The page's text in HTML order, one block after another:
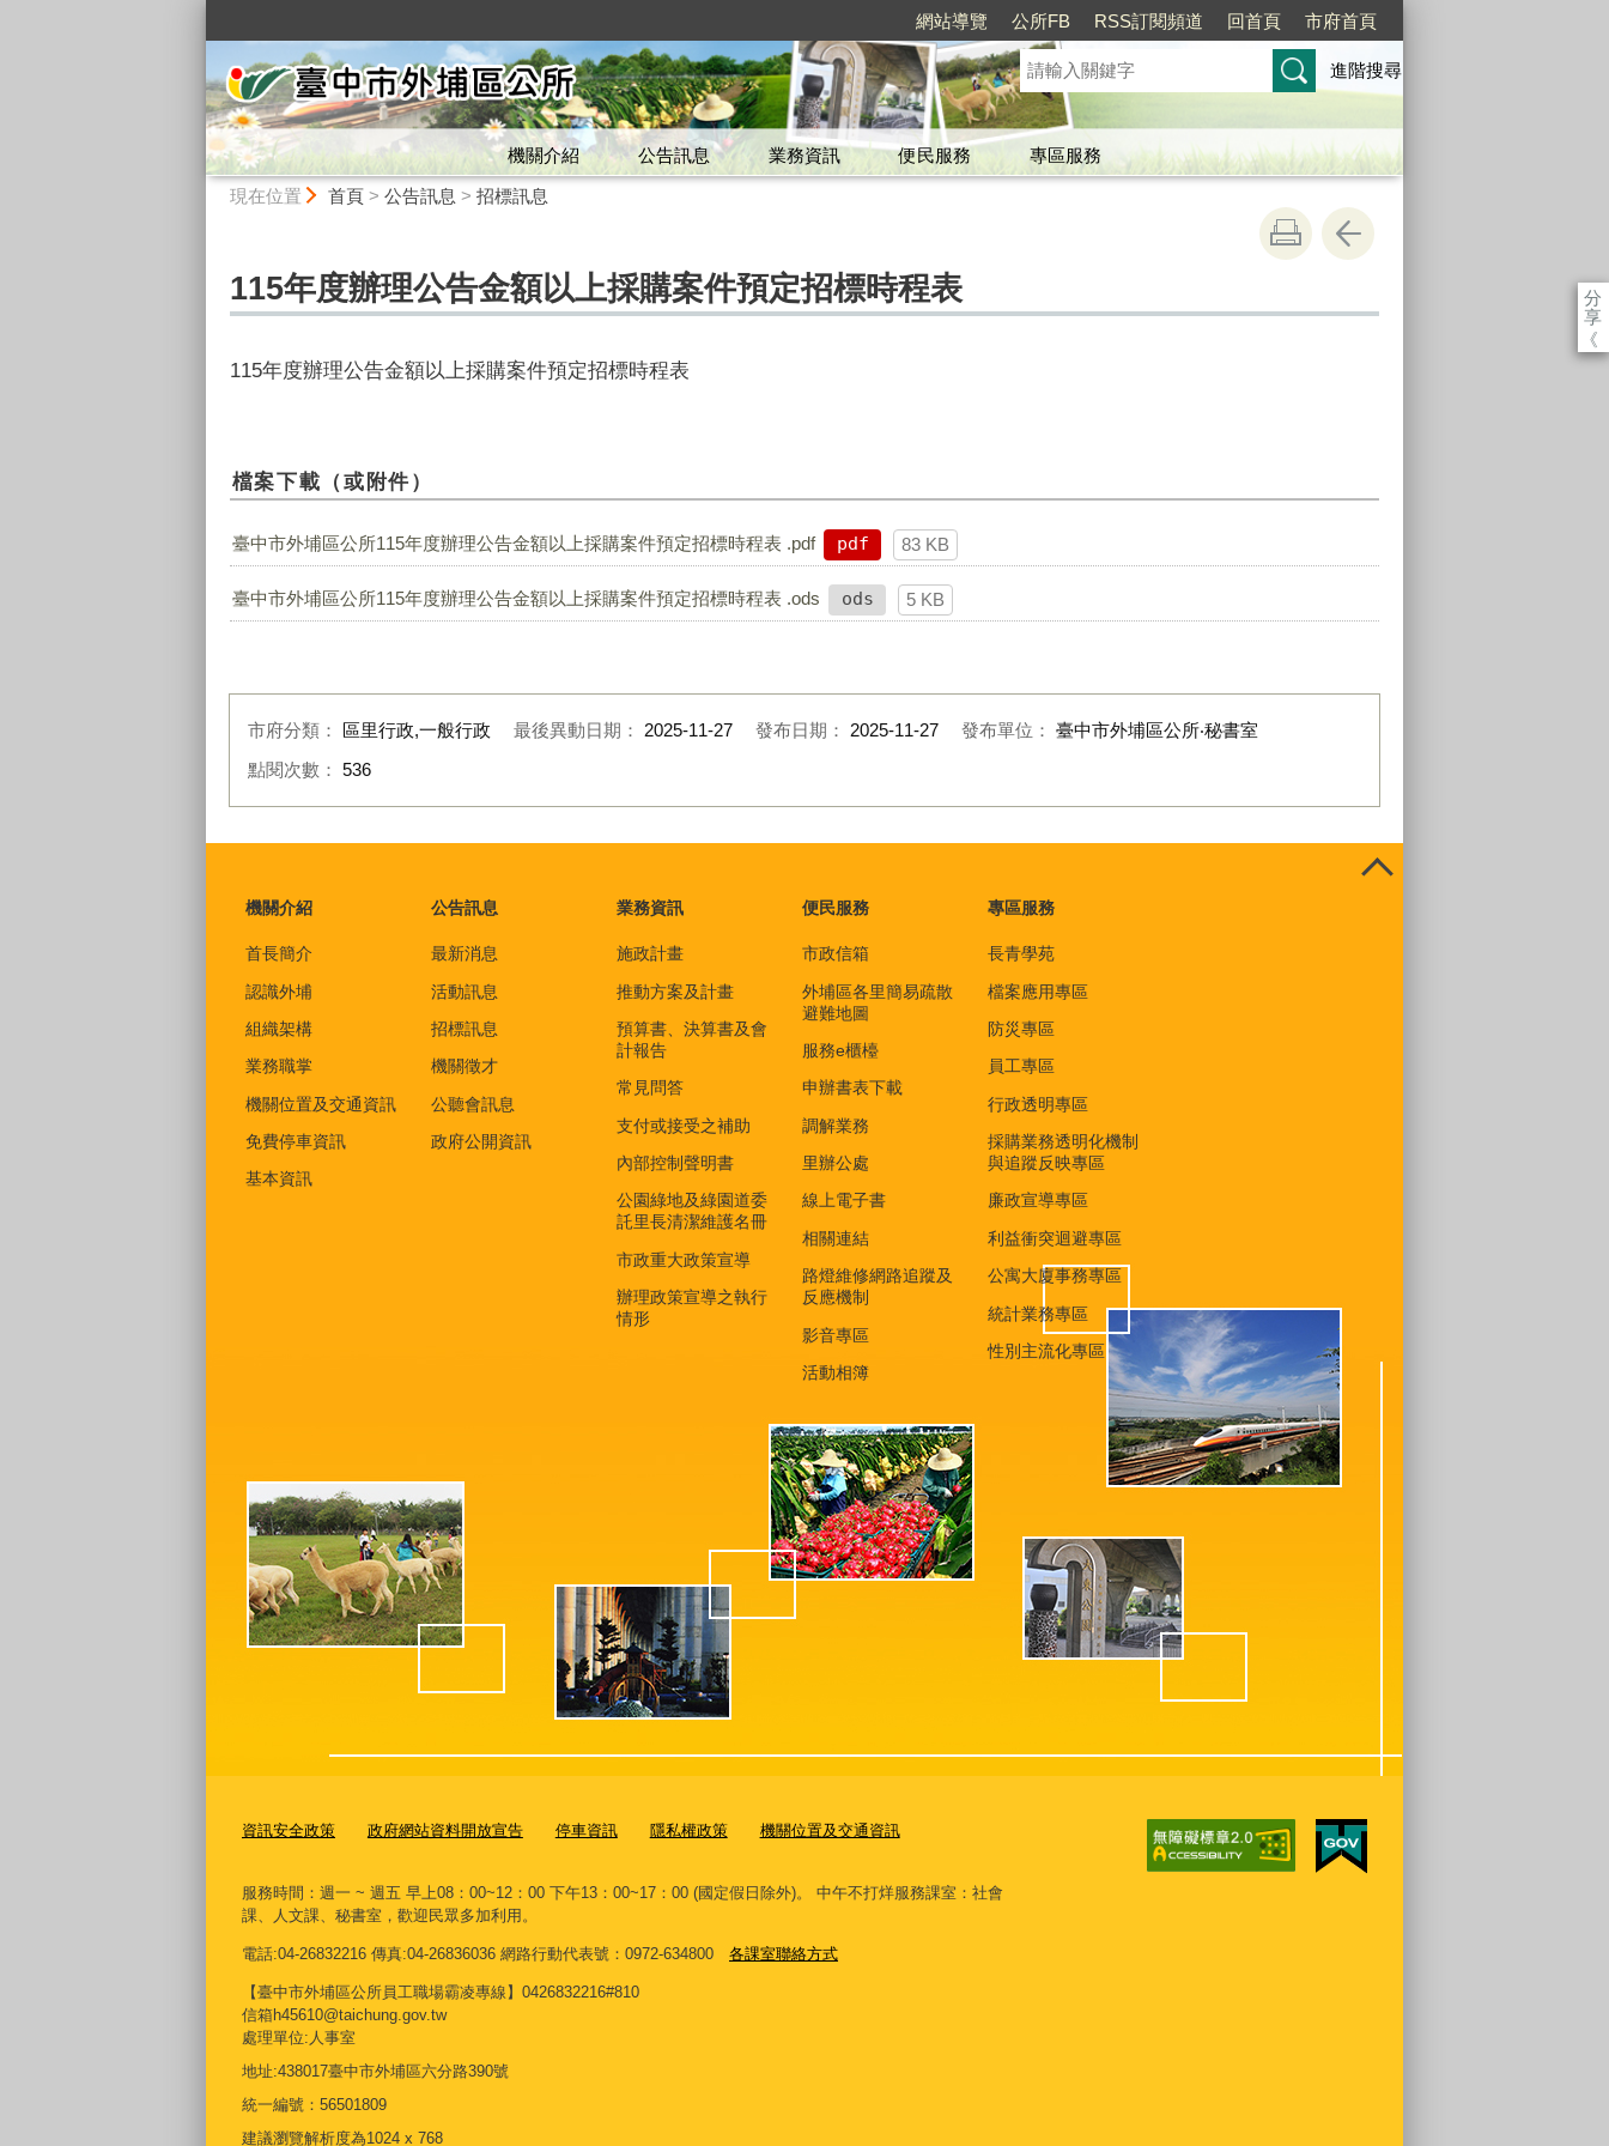
網站導覽 公所FB RSS訂閱頻道 回首頁 市府首頁
進階搜尋
機關介紹 公告訊息 業務資訊 便民服務
專區服務
現在位置 首頁> 公告訊息 > 招標訊息
分
享
《
115年度辦理公告金額以上採購案件預定招標時程表
115年度辦理公告金額以上採購案件預定招標時程表
檔案下載（或附件）
臺中市外埔區公所115年度辦理公告金額以上採購案件預定招標時程表 .pdf pdf 83 KB
臺中市外埔區公所115年度辦理公告金額以上採購案件預定招標時程表 .ods ods 5 KB
市府分類： 區里行政,一般行政 最後異動日期： 2025-11-27 發布日期： 2025-11-27 發布單位： 臺中市外埔區公所‧秘書室
點閱次數： 536
機關介紹
首長簡介
認識外埔
組織架構
業務職掌
機關位置及交通資訊
免費停車資訊
基本資訊
公告訊息
最新消息
活動訊息
招標訊息
機關徵才
公聽會訊息
政府公開資訊
業務資訊
施政計畫
推動方案及計畫
預算書、決算書及會
計報告
常見問答
支付或接受之補助
內部控制聲明書
公園綠地及綠園道委
託里長清潔維護名冊
市政重大政策宣導
辦理政策宣導之執行
情形
便民服務
市政信箱
外埔區各里簡易疏散
避難地圖
服務e櫃檯
申辦書表下載
調解業務
里辦公處
線上電子書
相關連結
路燈維修網路追蹤及
反應機制
影音專區
活動相簿
專區服務
長青學苑
檔案應用專區
防災專區
員工專區
行政透明專區
採購業務透明化機制
與追蹤反映專區
廉政宣導專區
利益衝突迴避專區
公寓大廈事務專區
統計業務專區
性別主流化專區
資訊安全政策 政府網站資料開放宣告 停車資訊 隱私權政策 機關位置及交通資訊
服務時間：週一 ~ 週五 早上08：00~12：00 下午13：00~17：00 (國定假日除外)。 中午不打烊服務課室：社會
課、人文課、秘書室，歡迎民眾多加利用。
電話:04-26832216 傳真:04-26836036 網路行動代表號：0972-634800 各課室聯絡方式
【臺中市外埔區公所員工職場霸凌專線】0426832216#810
信箱h45610@taichung.gov.tw
處理單位:人事室
地址:438017臺中市外埔區六分路390號
統一編號：56501809
建議瀏覽解析度為1024 x 768